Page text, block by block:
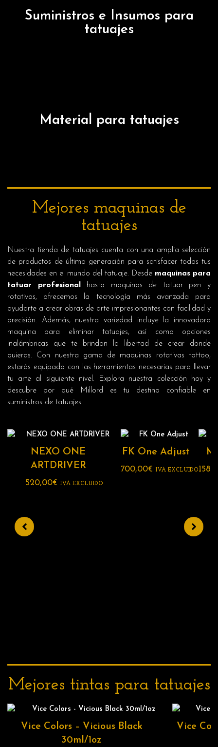
Suministros e Insumos para
tatuajes
Material para tatuajes
Mejores maquinas de
tatuajes
Nuestra tienda de tatuajes cuenta con una amplia selección
de productos de última generación para satisfacer todas tus
necesidades en el mundo del tatuaje. Desde maquinas para
tatuar profesionalhasta maquinas de tatuar pen y
rotativas, ofrecemos la tecnología más avanzada para
ayudarte a crear obras de arte impresionantes con facilidad y
precisión. Además, nuestra variedad incluye la innovadora
maquina para eliminar tatuajes, así como opciones
inalámbricas que te brindan la libertad de crear donde
quieras. Con nuestra gama de maquinas rotativas tattoo,
estarás equipado con las herramientas necesarias para llevar
tu arte al siguiente nivel. Explora nuestra colección hoy y
descubre por qué Millord es tu destino confiable en
suministros de tatuajes.
NEXO ONE
ARTDRIVER
520,00€ IVA EXCLUIDO
FK One Adjust
700,00€ IVA EXCLUIDO
Mejores tintas para tatuajes
Vice Colors – Vicious Black
30ml/1oz
Vice